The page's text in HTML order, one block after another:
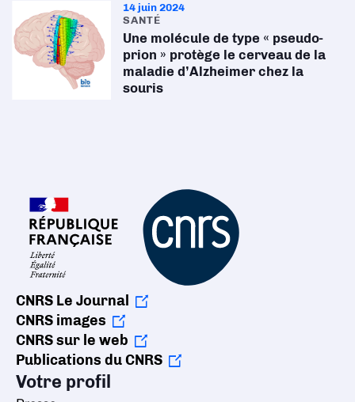
14 juin 2024
SANTÉ
Une molécule de type « pseudo-
prion » protège le cerveau de la
maladie d’Alzheimer chez la
souris
CNRS Le Journal
CNRS images
CNRS sur le web
Publications du CNRS
Votre profil